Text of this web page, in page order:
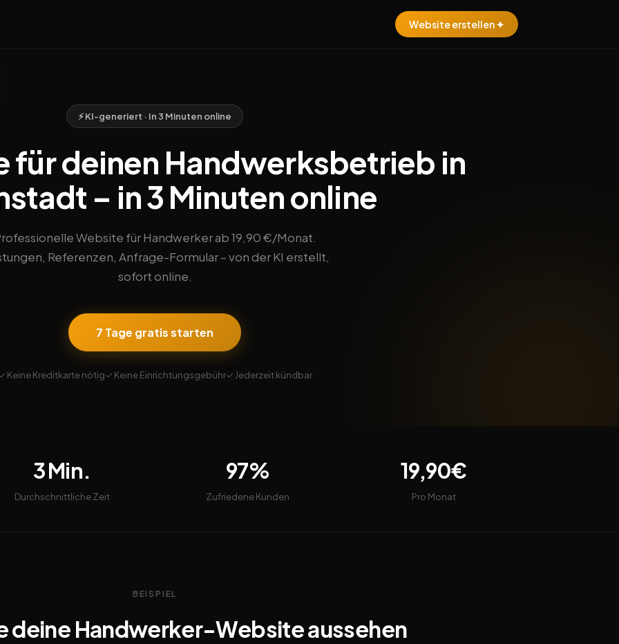
Website erstellen ✦
⚡ KI-generiert · In 3 Minuten online
für deinen Handwerksbetrieb in
– in 3 Minuten online
Website für Handwerker ab 19,90 €/Monat.
Referenzen, Anfrage-Formular – von der KI erstellt,
sofort online.
7 Tage gratis starten
Keine Kreditkarte nötig✓ Keine Einrichtungsgebühr✓ Jederzeit kündbar
3 Min.
Durchschnittliche Zeit
97%
Zufriedene Kunden
19,90€
Pro Monat
BEISPIEL
deine Handwerker-Website aussehen